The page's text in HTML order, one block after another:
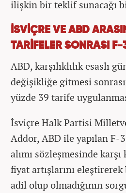
ilişkin bir teklif sunacağı
İSVİÇRE VE ABD
TARİFELER SONRASI F-
ABD, karşılıklılık esaslı
değişikliğe gitmesi
yüzde 39 tarife
İsviçre Halk Partisi
Addor, ABD ile yapılan F-
alımı sözleşmesinde karşı
fiyat artışlarını
adil olup olmadığının